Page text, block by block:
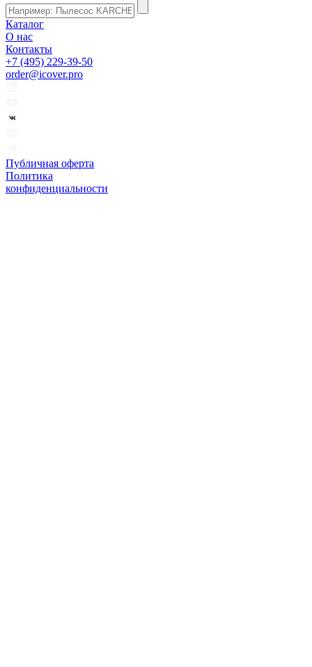
Каталог
О нас
Контакты
+7 (495) 229-39-50
order@icover.pro
Публичная оферта
Политика
конфиденциальности